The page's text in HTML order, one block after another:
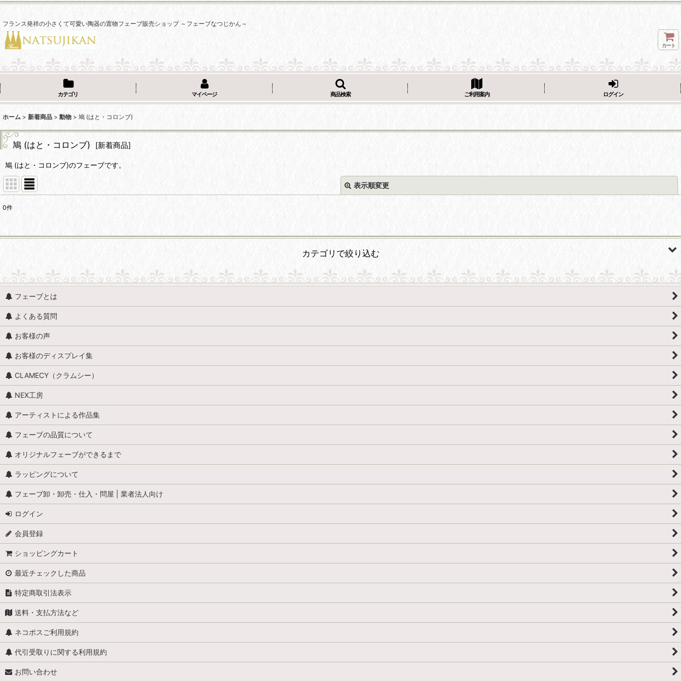
フランス発祥の小さくて可愛い陶器の置物フェーブ販売ショップ ～フェーブなつじかん～
カート
カテゴリ マイページ 商品検索 ご利用案内 ログイン
ホーム > 新着商品 > 動物 > 鳩 (はと・コロンブ)
鳩 (はと・コロンブ) [新着商品]
鳩 (はと・コロンブ)のフェーブです。
表示順変更
絞り込む
0件
カテゴリで絞り込む
動物 (すべての商品を表示)
魚、イルカ、くじら、サメ
馬（うま）
牛
昆虫・爬虫類・両生類
カエル
全般（ぞう、ねずみ 等）
ふくろう
カメ
トラ・ライオン・猛獣
ペンギン
犬
猫
くま
猿(サル）・ゴリラ・オラウータン
フェーブとは
よくある質問
お客様の声
お客様のディスプレイ集
CLAMECY（クラムシー）
NEX工房
アーティストによる作品集
フェーブの品質について
オリジナルフェーブができるまで
ラッピングについて
フェーブ卸・卸売・仕入・問屋 | 業者法人向け
ログイン
会員登録
ショッピングカート
最近チェックした商品
特定商取引法表示
送料・支払方法など
ネコポスご利用規約
代引受取りに関する利用規約
お問い合わせ